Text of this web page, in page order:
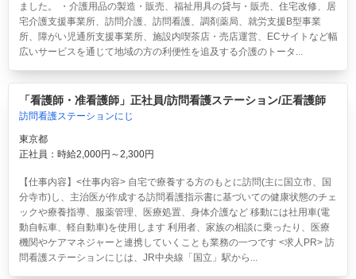
ました。 ・介護用品の製造・販売、福祉用具の貸与・販売、住宅改修、居
宅介護支援事業所、訪問介護、訪問看護、調剤薬局、就労支援B型事業
所、障がい児通所支援事業所、施設内喫茶店・売店運営、ECサイトなど幅
広いサービスを通じて地域の方の利便性を追及する介護のトータ...
「看護師・准看護師」正社員/訪問看護ステーション/正看護師
訪問看護ステーションにじ
東京都
正社員：時給2,000円～2,300円
【仕事内容】<仕事内容> 自宅で療養する方のもとに訪問(主に国立市、国
分寺市)し、主治医が作成する訪問看護指示書に基づいての健康状態のチェ
ックや療養指導、服薬管理、医療処置、身体介護など 移動には社用車(電
動自転車、軽自動車)を使用します 利用者、家族の相談に乗ったり、医療
機関やケアマネジャーと連携していくことも業務の一つです <求人PR> 訪
問看護ステーションにじは、JR中央線「国立」駅から...